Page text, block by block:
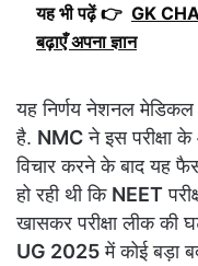
यह भी पढ़ें 👉 GK
बढ़ाएँ अपना ज्ञान
यह निर्णय नेशनल
है. NMCने इस परीक्षा
विचार करने के बाद यह
हो रही थी कि NEET
खासकर परीक्षा लीक की
UG 2025में कोई बड़ा